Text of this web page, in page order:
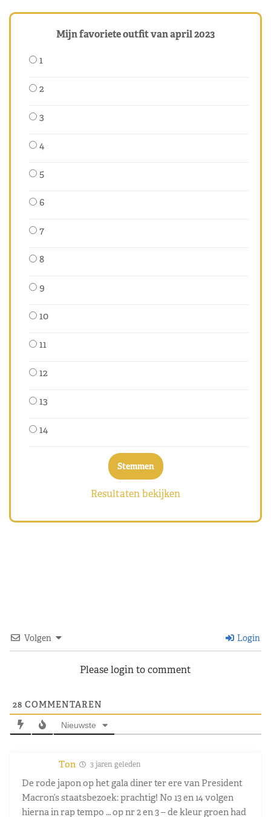
Mijn favoriete outfit van april 2023
1
2
3
4
5
6
7
8
9
10
11
12
13
14
Resultaten bekijken
Volgen Login
Please login to comment
28 COMMENTAREN
Nieuwste
Ton 3 jaren geleden
De rode japon op het gala diner ter ere van President
Macron’s staatsbezoek: prachtig! No 13 en 14 volgen
hierna in rap tempo … op nr 2 en 3 – de kleur groen had